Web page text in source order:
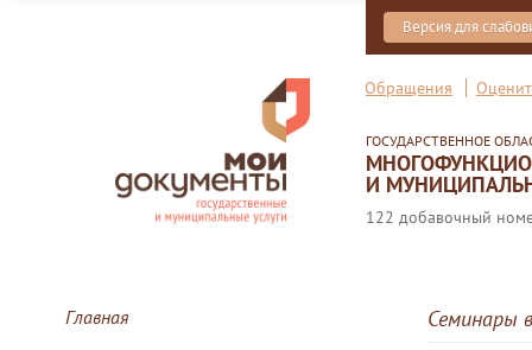
Версия для
Обращения
ГОСУДАРСТВЕННОЕ
И
122 добавочный
Главная Семинары